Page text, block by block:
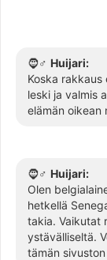
🧔♂️ Huijari:
Koska rakkaus
leski ja valmis
elämän oikean
🧔♂️ Huijari:
Olen
hetkellä
takia. Vaikutat
ystävälliseltä.
tämän